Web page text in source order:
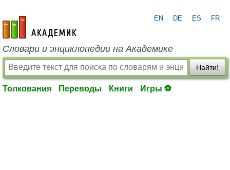
academic.ru
EN DE ES FR
Словари и энциклопедии на Академике
Найти!
Толкования Переводы Книги Игры ⚽